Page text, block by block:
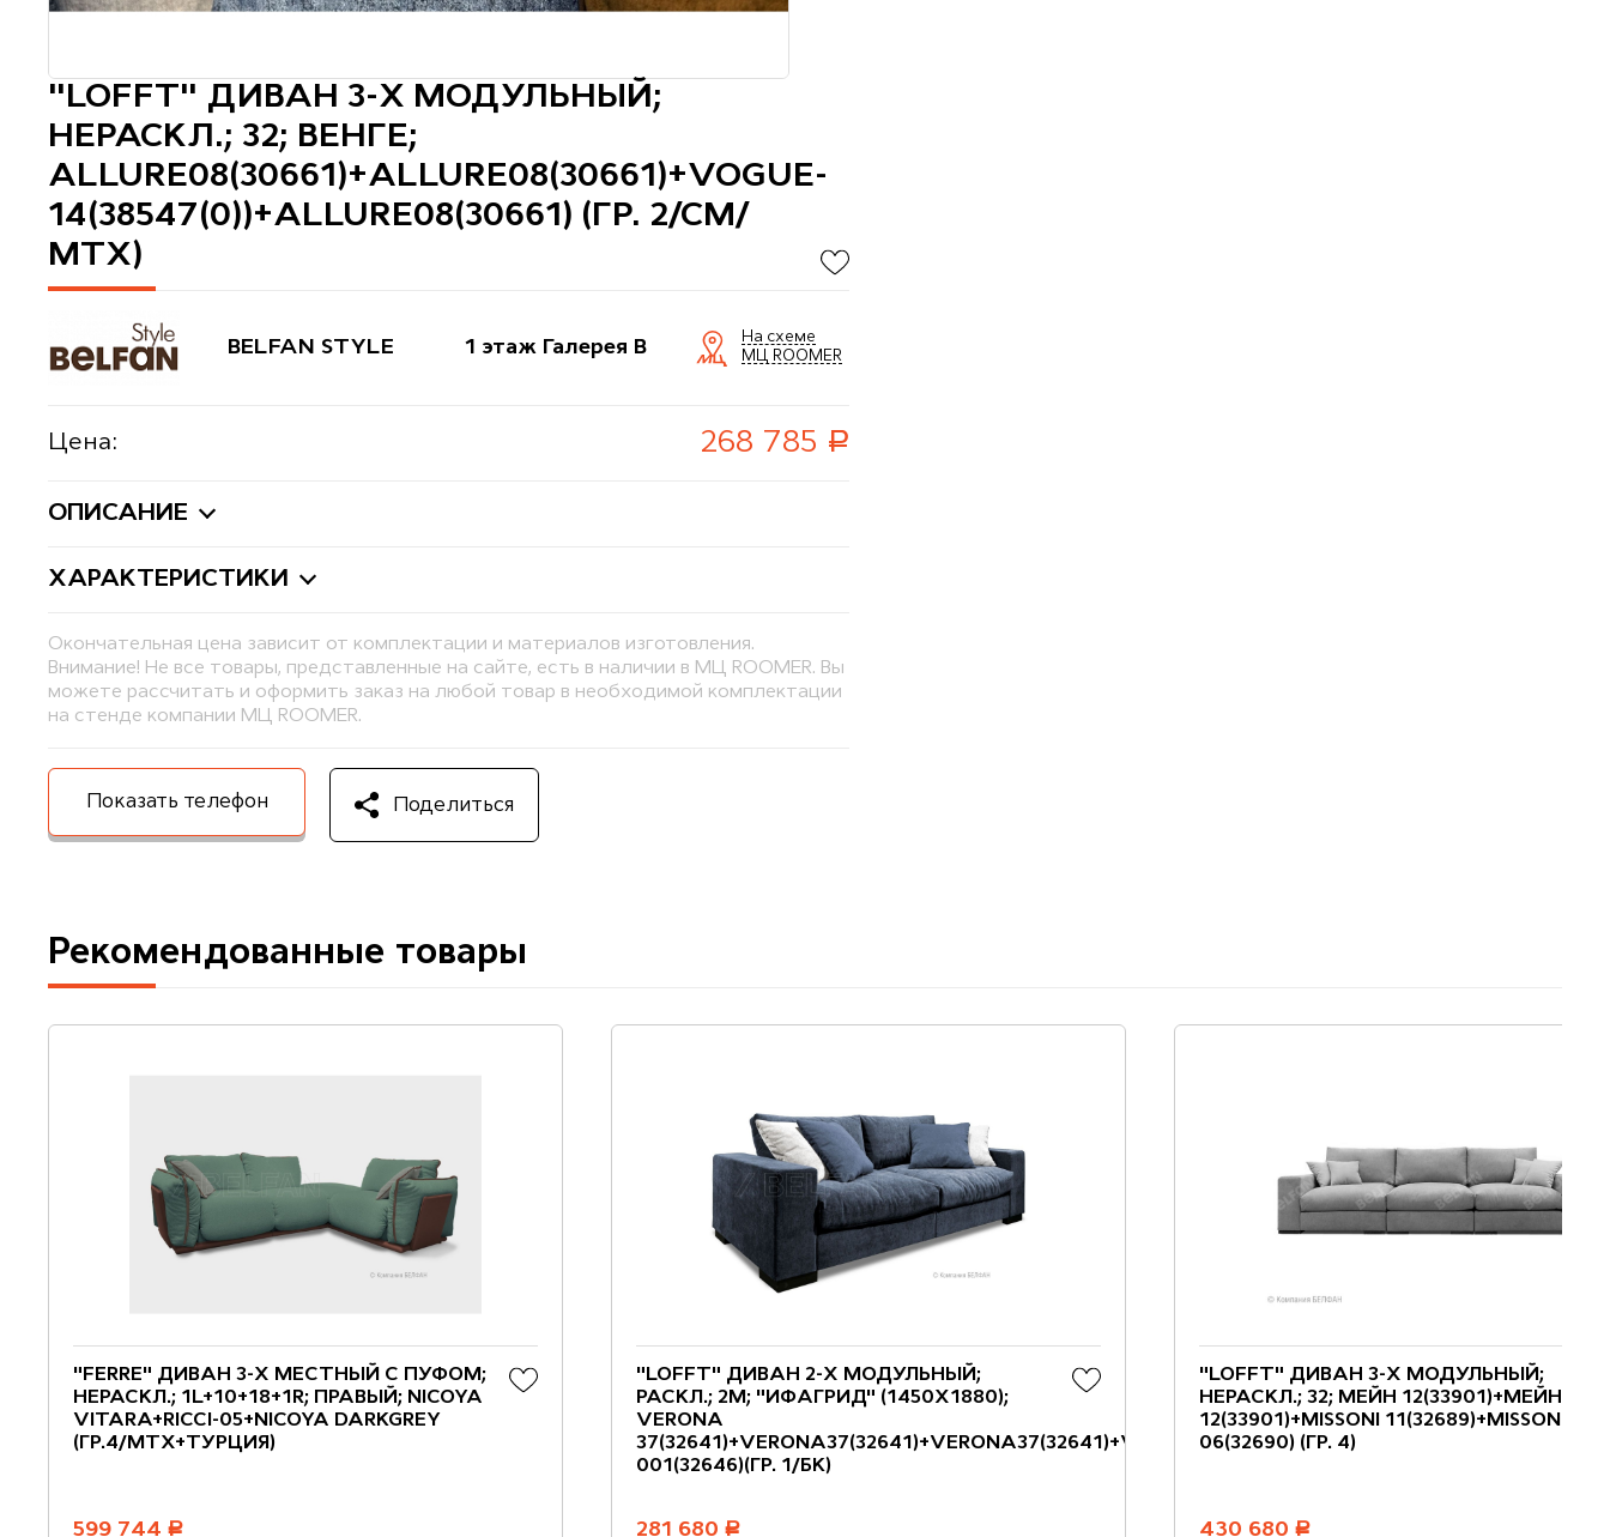
"LOFFT" ДИВАН 3-Х МОДУЛЬНЫЙ;
НЕРАСКЛ.; 32; ВЕНГЕ;
ALLURE08(30661)+ALLURE08(30661)+VOGUE-
14(38547(0))+ALLURE08(30661) (ГР. 2/СМ/
МТХ)
BELFAN STYLE 1 этаж Галерея B
На схеме
МЦ ROOMER
Цена: 268 785 руб.
ОПИСАНИЕ
ХАРАКТЕРИСТИКИ
Окончательная цена зависит от комплектации и материалов изготовления.
Внимание! Не все товары, представленные на сайте, есть в наличии в МЦ ROOMER. Вы
можете рассчитать и оформить заказ на любой товар в необходимой комплектации
на стенде компании МЦ ROOMER.
Показать телефон Поделиться
Рекомендованные товары
"FERRE" ДИВАН 3-Х МЕСТНЫЙ С ПУФОМ;
НЕРАСКЛ.; 1L+10+18+1R; ПРАВЫЙ; NICOYA
VITARA+RICCI-05+NICOYA DARKGREY
(ГР.4/МТХ+ТУРЦИЯ)
599 744 руб.
"LOFFT" ДИВАН 2-Х МОДУЛЬНЫЙ;
РАСКЛ.; 2M; "ИФАГРИД" (1450Х1880);
VERONA
37(32641)+VERONA37(32641)+VERONA37(32641)+VERONA
001(32646)(ГР. 1/БК)
281 680 руб.
"LOFFT" ДИВАН 3-Х МОДУЛЬНЫЙ;
НЕРАСКЛ.; 32; МЕЙН 12(33901)+МЕЙН
12(33901)+MISSONI 11(32689)+MISSONI
06(32690) (ГР. 4)
430 680 руб.